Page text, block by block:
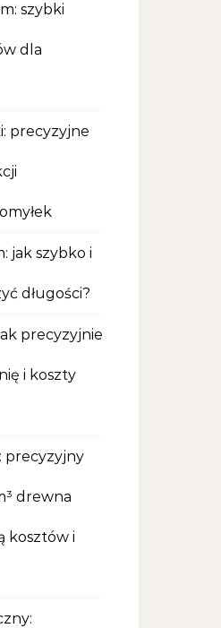
szybki
dla
precyzyjne
jak szybko i
długości?
precyzyjnie
i koszty
precyzyjny
drewna
kosztów i